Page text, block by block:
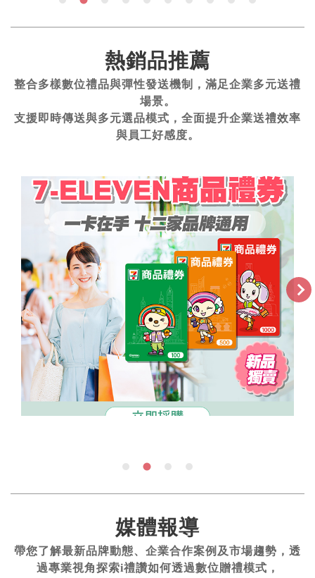
熱銷品推薦
整合多樣數位禮品與彈性發送機制，滿足企業多元送禮
場景。
支援即時傳送與多元選品模式，全面提升企業送禮效率
與員工好感度。
媒體報導
帶您了解最新品牌動態、企業合作案例及市場趨勢，透
過專業視角探索i禮讚如何透過數位贈禮模式，